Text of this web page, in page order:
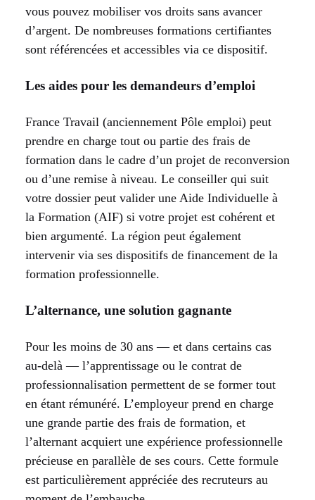
vous pouvez mobiliser vos droits sans avancer
d’argent. De nombreuses formations certifiantes
sont référencées et accessibles via ce dispositif.
Les aides pour les demandeurs d’emploi
France Travail (anciennement Pôle emploi) peut
prendre en charge tout ou partie des frais de
formation dans le cadre d’un projet de reconversion
ou d’une remise à niveau. Le conseiller qui suit
votre dossier peut valider une Aide Individuelle à
la Formation (AIF) si votre projet est cohérent et
bien argumenté. La région peut également
intervenir via ses dispositifs de financement de la
formation professionnelle.
L’alternance, une solution gagnante
Pour les moins de 30 ans — et dans certains cas
au-delà — l’apprentissage ou le contrat de
professionnalisation permettent de se former tout
en étant rémunéré. L’employeur prend en charge
une grande partie des frais de formation, et
l’alternant acquiert une expérience professionnelle
précieuse en parallèle de ses cours. Cette formule
est particulièrement appréciée des recruteurs au